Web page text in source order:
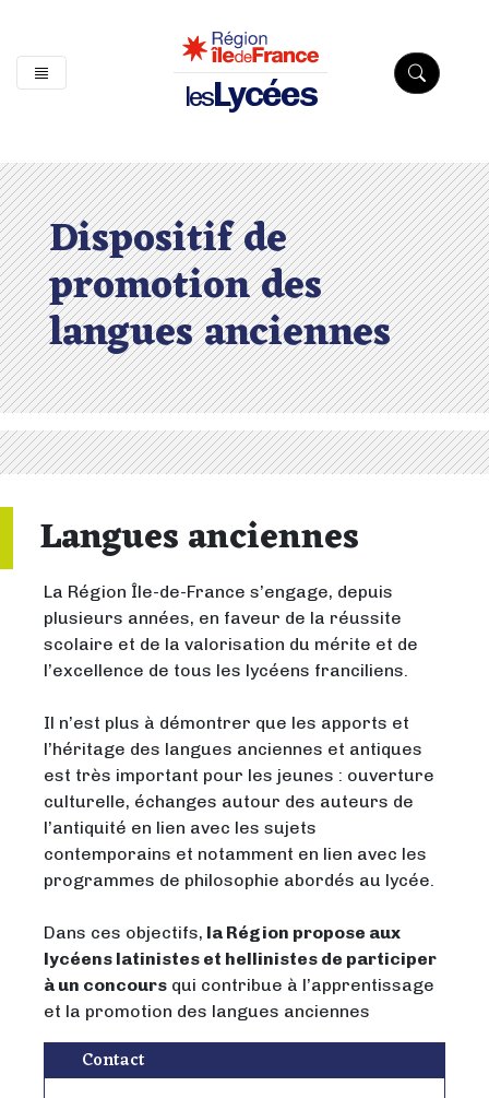
lesLycées
Dispositif de
promotion des
langues anciennes
Langues anciennes
La Région Île-de-France s’engage, depuis
plusieurs années, en faveur de la réussite
scolaire et de la valorisation du mérite et de
l’excellence de tous les lycéens franciliens.
Il n’est plus à démontrer que les apports et
l’héritage des langues anciennes et antiques
est très important pour les jeunes : ouverture
culturelle, échanges autour des auteurs de
l’antiquité en lien avec les sujets
contemporains et notamment en lien avec les
programmes de philosophie abordés au lycée.
Dans ces objectifs, la Région propose aux
lycéens latinistes et hellinistes de participer
à un concours qui contribue à l’apprentissage
et la promotion des langues anciennes
Contact